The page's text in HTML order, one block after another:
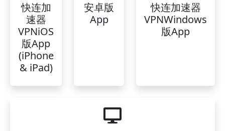
快连加
速器
VPNiOS
版App
(iPhone
& iPad)
安卓版
App
快连加速器
VPNWindows
版App